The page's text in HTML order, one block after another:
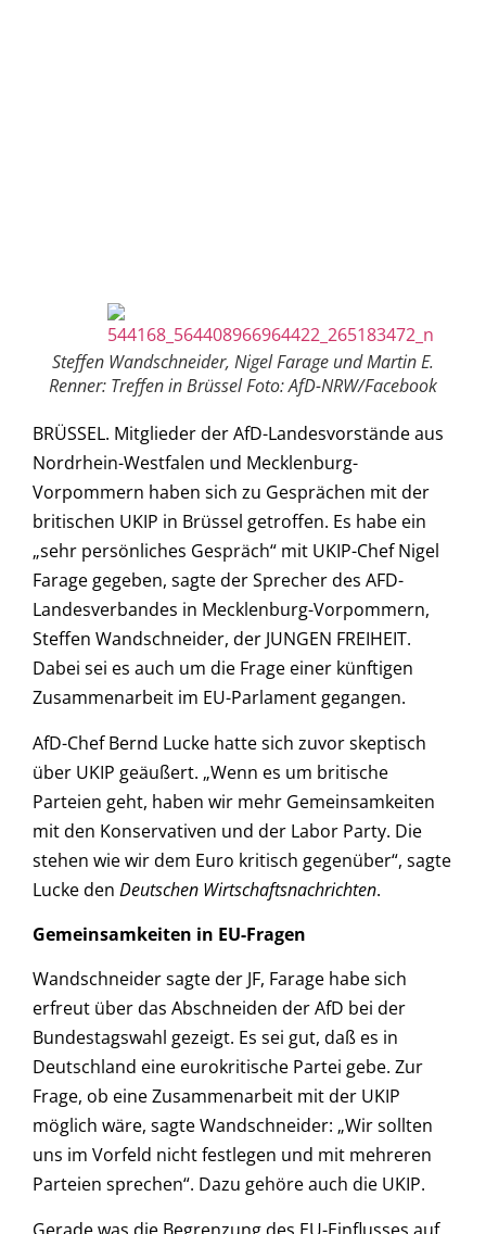
Steffen Wandschneider, Nigel Farage und Martin E.
Renner: Treffen in Brüssel Foto: AfD-NRW/Facebook
BRÜSSEL. Mitglieder der AfD-Landesvorstände aus
Nordrhein-Westfalen und Mecklenburg-
Vorpommern haben sich zu Gesprächen mit der
britischen UKIP in Brüssel getroffen. Es habe ein
„sehr persönliches Gespräch“ mit UKIP-Chef Nigel
Farage gegeben, sagte der Sprecher des AFD-
Landesverbandes in Mecklenburg-Vorpommern,
Steffen Wandschneider, der JUNGEN FREIHEIT.
Dabei sei es auch um die Frage einer künftigen
Zusammenarbeit im EU-Parlament gegangen.
AfD-Chef Bernd Lucke hatte sich zuvor skeptisch
über UKIP geäußert. „Wenn es um britische
Parteien geht, haben wir mehr Gemeinsamkeiten
mit den Konservativen und der Labor Party. Die
stehen wie wir dem Euro kritisch gegenüber“, sagte
Lucke den Deutschen Wirtschaftsnachrichten.
Gemeinsamkeiten in EU-Fragen
Wandschneider sagte der JF, Farage habe sich
erfreut über das Abschneiden der AfD bei der
Bundestagswahl gezeigt. Es sei gut, daß es in
Deutschland eine eurokritische Partei gebe. Zur
Frage, ob eine Zusammenarbeit mit der UKIP
möglich wäre, sagte Wandschneider: „Wir sollten
uns im Vorfeld nicht festlegen und mit mehreren
Parteien sprechen“. Dazu gehöre auch die UKIP.